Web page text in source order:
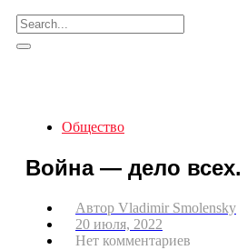
Общество
Война — дело всех.
Автор Vladimir Smolensky
20 июля, 2022
Нет комментариев